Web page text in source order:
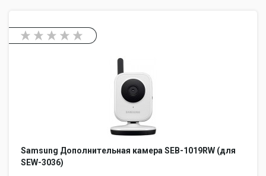
Samsung Дополнительная камера SEB-1019RW (для
SEW-3036)